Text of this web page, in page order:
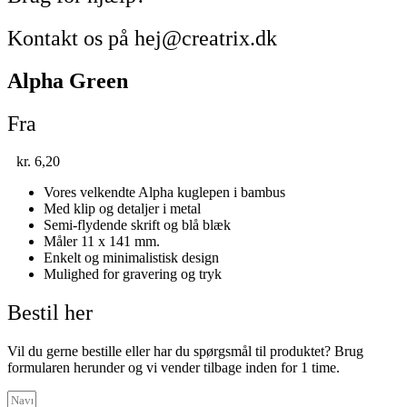
Kontakt os på hej@creatrix.dk
Alpha Green
Fra
kr. 6,20
Vores velkendte Alpha kuglepen i bambus
Med klip og detaljer i metal
Semi-flydende skrift og blå blæk
Måler 11 x 141 mm.
Enkelt og minimalistisk design
Mulighed for gravering og tryk
Bestil her
Vil du gerne bestille eller har du spørgsmål til produktet? Brug
formularen herunder og vi vender tilbage inden for 1 time.